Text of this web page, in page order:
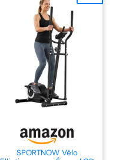
SPORTNOW Vélo